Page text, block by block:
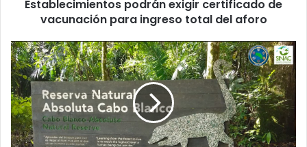
Establecimientos podrán exigir certificado de
vacunación para ingreso total del aforo
Reserva
Natural
de
Cabo
Blanco
cumplió
58